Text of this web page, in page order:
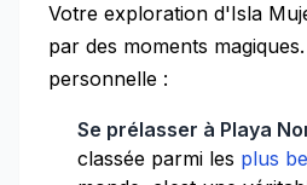
Votre exploration d'Isla
par des moments
personnelle :
Se prélasser à Playa
classée parmi les plus